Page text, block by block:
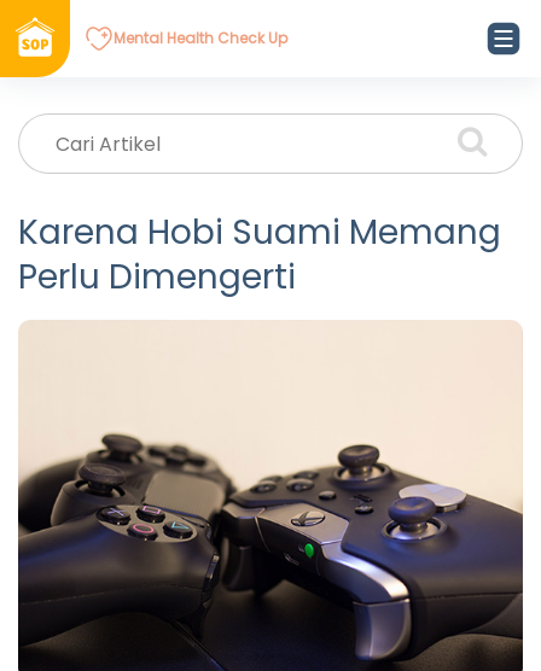
Mental Health Check Up
Karena Hobi Suami Memang
Perlu Dimengerti